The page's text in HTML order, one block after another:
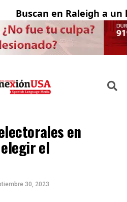
Buscan en Raleigh a un
en
el
30, 2023